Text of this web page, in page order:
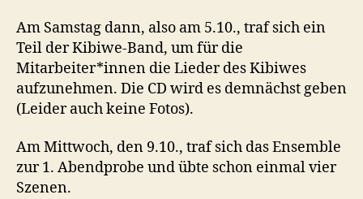
Am Samstag dann, also am 5.10., traf sich ein
Teil der Kibiwe-Band, um für die
Mitarbeiter*innen die Lieder des Kibiwes
aufzunehmen. Die CD wird es demnächst geben
(Leider auch keine Fotos).
Am Mittwoch, den 9.10., traf sich das Ensemble
zur 1. Abendprobe und übte schon einmal vier
Szenen.